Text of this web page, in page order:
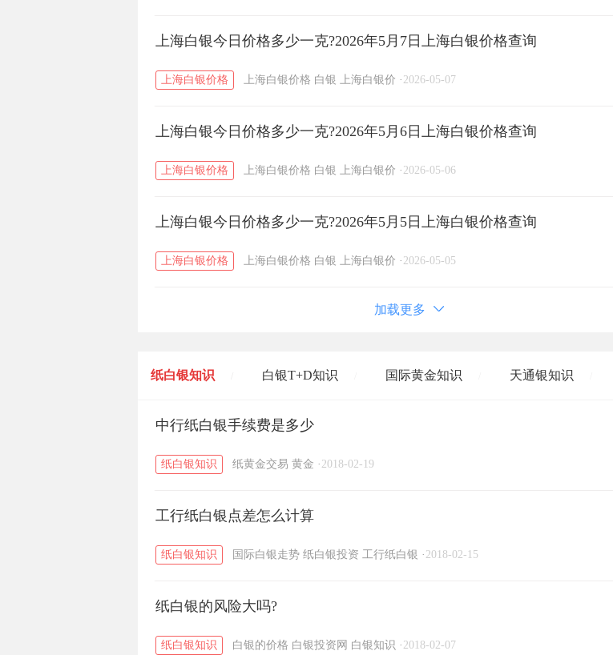
上海白银今日价格多少一克?2026年5月7日上海白银价格查询
上海白银价格 上海白银价格 白银 上海白银价 · 2026-05-07
上海白银今日价格多少一克?2026年5月6日上海白银价格查询
上海白银价格 上海白银价格 白银 上海白银价 · 2026-05-06
上海白银今日价格多少一克?2026年5月5日上海白银价格查询
上海白银价格 上海白银价格 白银 上海白银价 · 2026-05-05
加载更多
纸白银知识 白银T+D知识 国际黄金知识 天通银知识
黄金T+D知识 / 粤贵银知识
中行纸白银手续费是多少
纸白银知识 纸黄金交易 黄金 · 2018-02-19
工行纸白银点差怎么计算
纸白银知识 国际白银走势 纸白银投资 工行纸白银 · 2018-02-15
纸白银的风险大吗?
纸白银知识 白银的价格 白银投资网 白银知识 · 2018-02-07